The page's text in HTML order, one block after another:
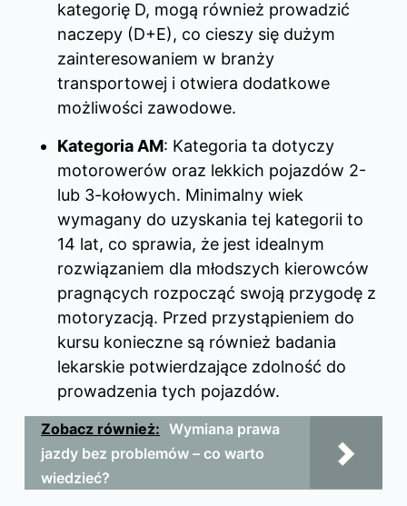
kategorię D, mogą również prowadzić
naczepy (D+E), co cieszy się dużym
zainteresowaniem w branży
transportowej i otwiera dodatkowe
możliwości zawodowe.
Kategoria AM: Kategoria ta dotyczy
motorowerów oraz lekkich pojazdów 2-
lub 3-kołowych. Minimalny wiek
wymagany do uzyskania tej kategorii to
14 lat, co sprawia, że jest idealnym
rozwiązaniem dla młodszych kierowców
pragnących rozpocząć swoją przygodę z
motoryzacją. Przed przystąpieniem do
kursu konieczne są również badania
lekarskie potwierdzające zdolność do
prowadzenia tych pojazdów.
Zobacz również: Wymiana prawa
jazdy bez problemów – co warto
wiedzieć?